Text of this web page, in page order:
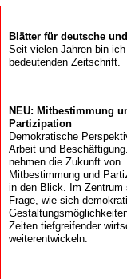
Blätter für deutsche
Seit vielen Jahren bin
bedeutenden Zeitschrift.
NEU: Mitbestimmung
Partizipation
Demokratische
Arbeit und
nehmen die Zukunft von
Mitbestimmung und
in den Blick. Im Zentrum
Frage, wie sich
Zeiten tiefgreifender
weiterentwickeln.